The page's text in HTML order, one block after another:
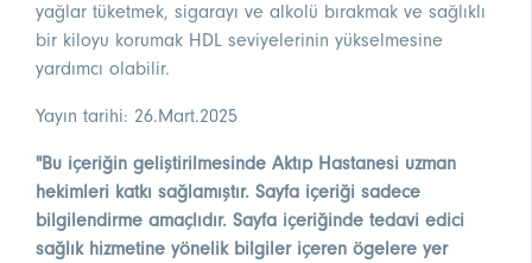
yağlar tüketmek, sigarayı ve alkolü bırakmak ve sağlıklı
bir kiloyu korumak HDL seviyelerinin yükselmesine
yardımcı olabilir.
Yayın tarihi: 26.Mart.2025
"Bu içeriğin geliştirilmesinde Aktıp Hastanesi uzman
hekimleri katkı sağlamıştır. Sayfa içeriği sadece
bilgilendirme amaçlıdır. Sayfa içeriğinde tedavi edici
sağlık hizmetine yönelik bilgiler içeren ögelere yer